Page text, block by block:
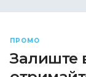
ПРОМО
Залиште